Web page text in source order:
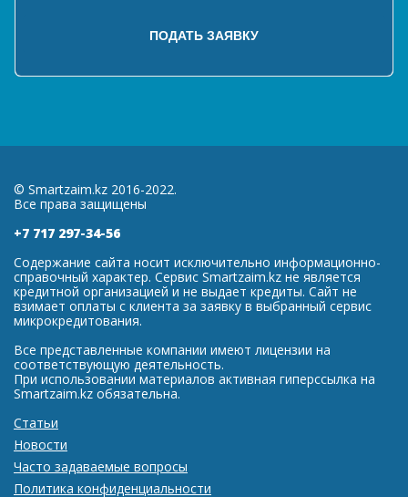
© Smartzaim.kz 2016-2022.
Все права защищены
+7 717 297-34-56
Содержание сайта носит исключительно информационно-
справочный характер. Сервис Smartzaim.kz не является
кредитной организацией и не выдает кредиты. Сайт не
взимает оплаты с клиента за заявку в выбранный сервис
микрокредитования.
Все представленные компании имеют лицензии на
соответствующую деятельность.
При использовании материалов активная гиперссылка на
Smartzaim.kz обязательна.
Статьи
Новости
Часто задаваемые вопросы
Политика конфиденциальности